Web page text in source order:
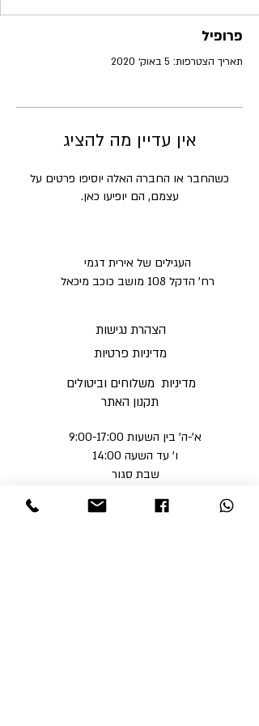
פרופיל
תאריך הצטרפות: 5 באוק׳ 2020
אין עדיין מה להציג
כשהחבר או החברה האלה יוסיפו פרטים על
עצמם, הם יופיעו כאן.
העגילים של אירית דגמי
רח' הדקל 108 מושב כוכב מיכאל
הצהרת נגישות
מדיניות פרטיות
מדיניות משלוחים וביטולים ​
תקנון האתר
א'-ה' בין השעות 9:00-17:00
ו' עד השעה 14:00
שבת סגור
ניתן לסלוק באתר באמצעות